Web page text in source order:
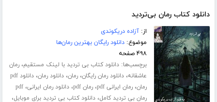
دانلود کتاب رمان بی‌تردید
از:آزاده دریکوندی
موضوع:دانلود رایگان بهترین رمان‌ها
۴۹۸ صفحه
برچسب‌ها:دانلود کتاب بی تردید با لینک مستقیم،رمان
عاشقانه،دانلود رمان رایگان،رمان،دانلود رمان،
دانلود pdf
رمان،رمان ایرانی pdf ،رمان pdf ،دانلود رمان ایرانی،pdf
رمان بی تردید کامل،دانلود کتاب بی تردید برای موبایل،